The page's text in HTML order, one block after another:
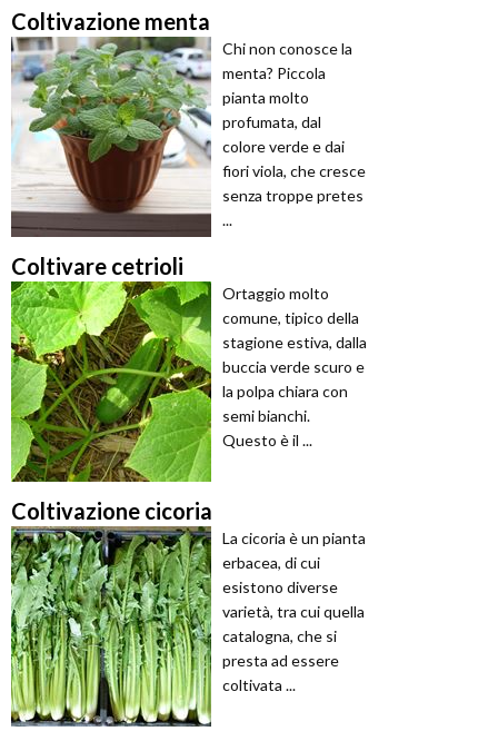
Coltivazione menta
Chi non conosce la
menta? Piccola
pianta molto
profumata, dal
colore verde e dai
fiori viola, che cresce
senza troppe pretes
...
Coltivare cetrioli
Ortaggio molto
comune, tipico della
stagione estiva, dalla
buccia verde scuro e
la polpa chiara con
semi bianchi.
Questo è il ...
Coltivazione cicoria
La cicoria è un pianta
erbacea, di cui
esistono diverse
varietà, tra cui quella
catalogna, che si
presta ad essere
coltivata ...